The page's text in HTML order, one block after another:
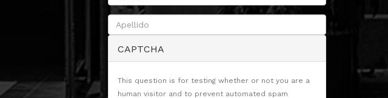
CAPTCHA
This question is for testing whether or not you are a
human visitor and to prevent automated spam